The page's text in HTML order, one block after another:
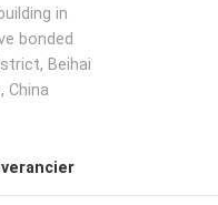
in
bonded
Beihai
China